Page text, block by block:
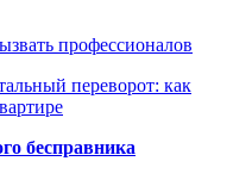
профессионалов
переворот: как
бесправника